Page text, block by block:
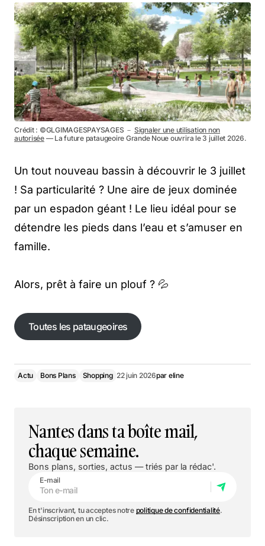
Crédit : ©GLGIMAGESPAYSAGES － Signaler une utilisation non
autorisée— La future pataugeoire Grande Noue ouvrira le 3 juillet 2026.
Un tout nouveau bassin à découvrir le 3 juillet
! Sa particularité ? Une aire de jeux dominée
par un espadon géant ! Le lieu idéal pour se
détendre les pieds dans l’eau et s’amuser en
famille.
Alors, prêt à faire un plouf ? 💦
Toutes les pataugeoires
Toutes les pataugeoires
Actu Bons Plans Shopping 22 juin 2026par eline
Nantes dans ta boîte mail,
chaque semaine.
Bons plans, sorties, actus — triés par la rédac'.
E-mail
En t'inscrivant, tu acceptes notre politique de confidentialité.
Désinscription en un clic.